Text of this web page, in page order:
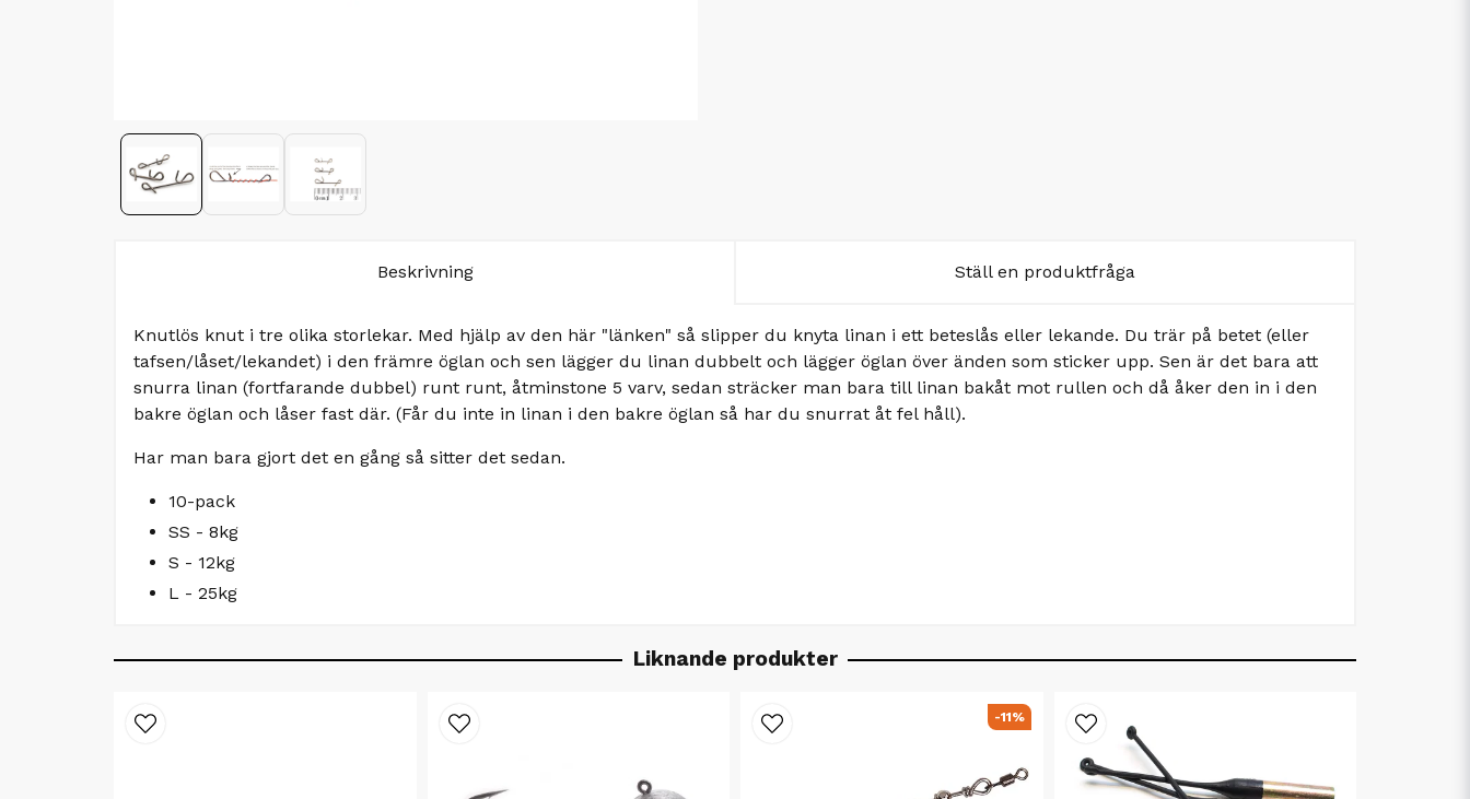
Beskrivning Ställ en produktfråga
Knutlös knut i tre olika storlekar. Med hjälp av den här "länken" så slipper du knyta linan i ett beteslås eller lekande. Du trär på betet (eller
tafsen/låset/lekandet) i den främre öglan och sen lägger du linan dubbelt och lägger öglan över änden som sticker upp. Sen är det bara att
snurra linan (fortfarande dubbel) runt runt, åtminstone 5 varv, sedan sträcker man bara till linan bakåt mot rullen och då åker den in i den
bakre öglan och låser fast där. (Får du inte in linan i den bakre öglan så har du snurrat åt fel håll).
Har man bara gjort det en gång så sitter det sedan.
10-pack
SS - 8kg
S - 12kg
L - 25kg
Liknande produkter
-11%